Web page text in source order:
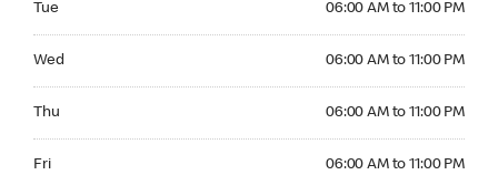
Tue 06:00 AM to 11:00 PM
Wed 06:00 AM to 11:00 PM
Thu 06:00 AM to 11:00 PM
Fri 06:00 AM to 11:00 PM